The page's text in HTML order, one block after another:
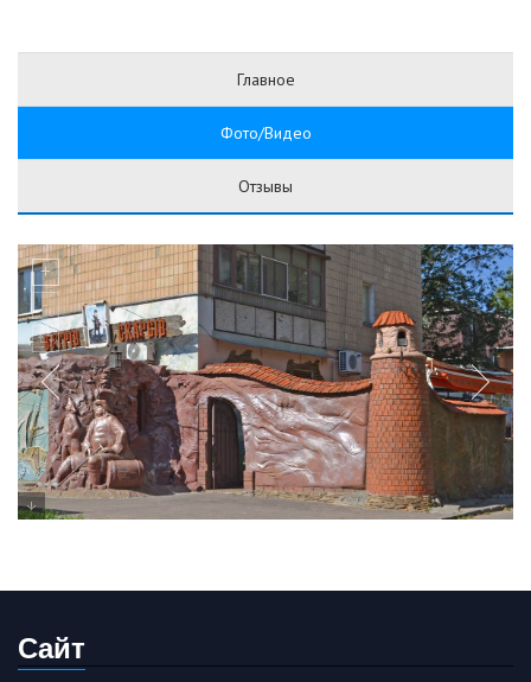
Главное
Фото/Видео
Отзывы
Сайт